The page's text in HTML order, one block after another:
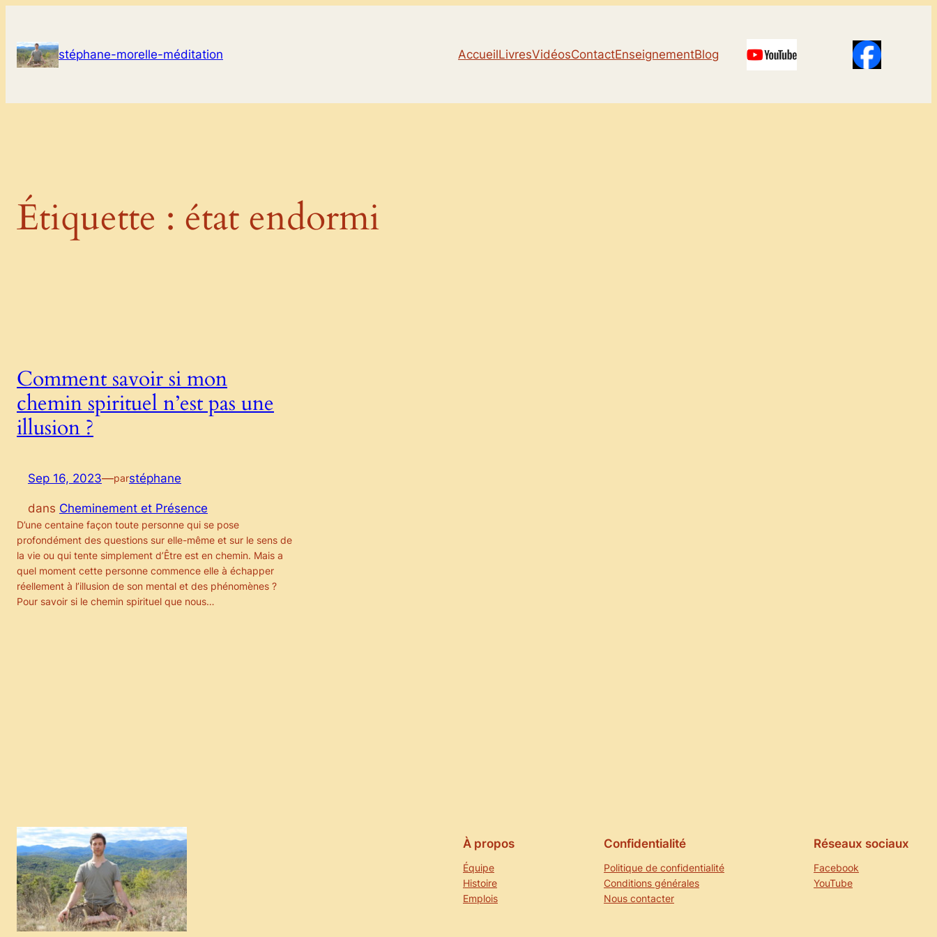
contenu
stéphane-morelle-méditation AccueilLivresVidéosContactEnseignementBlog
Étiquette : état endormi
Comment savoir si mon
chemin spirituel n’est pas une
illusion ?
Sep 16, 2023—parstéphane
dans Cheminement et Présence
D’une centaine façon toute personne qui se pose
profondément des questions sur elle-même et sur le sens de
la vie ou qui tente simplement d’Être est en chemin. Mais a
quel moment cette personne commence elle à échapper
réellement à l’illusion de son mental et des phénomènes ?
Pour savoir si le chemin spirituel que nous…
À propos
Équipe
Histoire
Emplois
Confidentialité
Politique de confidentialité
Conditions générales
Nous contacter
Réseaux sociaux
Facebook
YouTube